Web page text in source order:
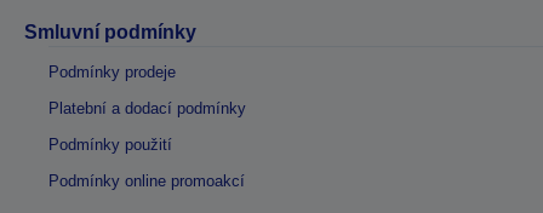
Smluvní podmínky
Podmínky prodeje
Platební a dodací podmínky
Podmínky použití
Podmínky online promoakcí